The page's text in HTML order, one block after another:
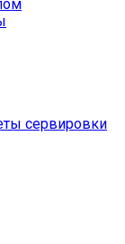
сервировки